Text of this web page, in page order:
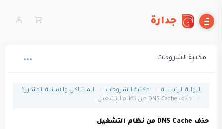
جدارة
مكتبة الشروحات
البوابة الرئيسية مكتبة الشروحات
المشاكل والاسئلة المتكررة
حذف DNS Cache من نظام التشغيل
حذف DNS Cache من نظام التشغيل